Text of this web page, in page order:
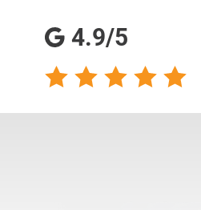
4.9/5